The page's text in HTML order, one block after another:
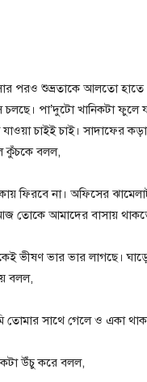
পরও শুভ্রতাকে আলতো হাতে
চলছে। পা’দুটো খানিকটা
চাইই চাই। সাদাফের
কুঁচকে বলল,
ফিরবে না। অফিসের
তোকে আমাদের বাসায়
ভীষণ ভার ভার লাগছে।
বলল,
সাথে গেলে ও একা
উঁচু করে বলল,